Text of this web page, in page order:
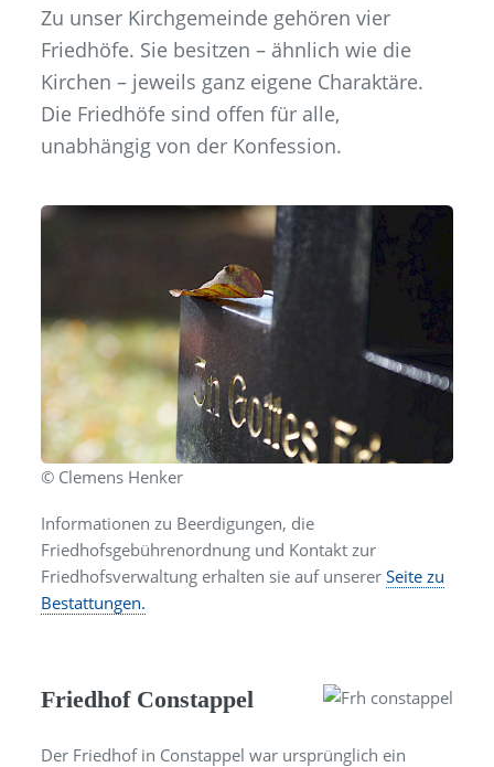
Zu unser Kirchgemeinde gehören vier
Friedhöfe. Sie besitzen – ähnlich wie die
Kirchen – jeweils ganz eigene Charaktäre.
Die Friedhöfe sind offen für alle,
unabhängig von der Konfession.
© Clemens Henker
Informationen zu Beerdigungen, die
Friedhofsgebührenordnung und Kontakt zur
Friedhofsverwaltung erhalten sie auf unserer Seite zu
Bestattungen.
Friedhof Constappel
Der Friedhof in Constappel war ursprünglich ein